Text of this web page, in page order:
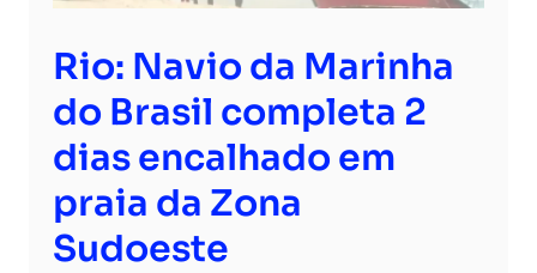
Rio: Navio da Marinha
do Brasil completa 2
dias encalhado em
praia da Zona
Sudoeste